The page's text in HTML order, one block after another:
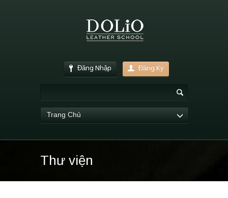
Đăng Nhập Đăng Ký
Trang Chủ
Thư viện